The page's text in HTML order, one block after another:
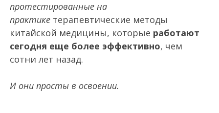
протестированные на
практике терапевтические методы
китайской медицины, которые работают
сегодня еще более эффективно, чем
сотни лет назад.
И они просты в освоении.